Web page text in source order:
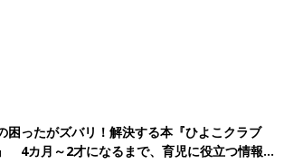
困ったがズバリ！解決する本『ひよこクラブ
4カ月～2才になるまで、育児に役立つ情報が